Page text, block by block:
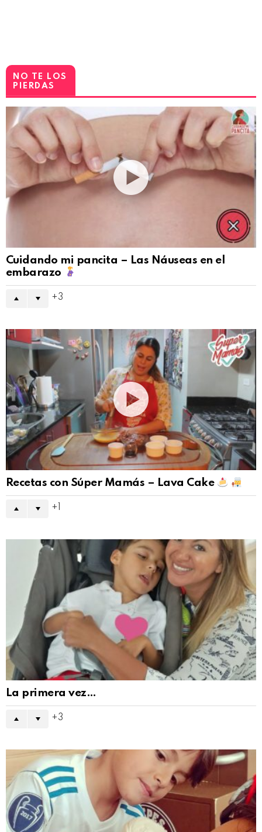
NO TE LOS
PIERDAS
Cuidando mi pancita – Las Náuseas en el
embarazo
3
Recetas con Súper Mamás – Lava Cake
La primera vez…
3